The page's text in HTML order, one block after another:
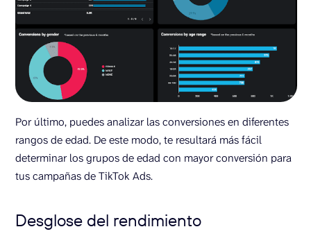
Por último, puedes analizar las conversiones en diferentes
rangos de edad. De este modo, te resultará más fácil
determinar los grupos de edad con mayor conversión para
tus campañas de TikTok Ads.
Desglose del rendimiento